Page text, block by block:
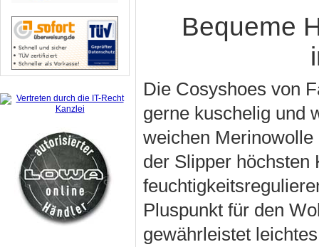
Bequeme
Die Cosyshoes von
gerne kuschelig und
weichen
der Slipper höchsten
Pluspunkt für den
gewährleistet